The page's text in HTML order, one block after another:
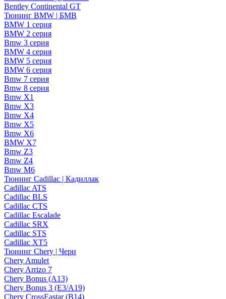
Bentley Continental GT
Тюнинг BMW | БМВ
BMW 1 серия
BMW 2 серия
Bmw 3 серия
BMW 4 серия
BMW 5 серия
BMW 6 серия
Bmw 7 серия
Bmw 8 серия
Bmw X1
Bmw X3
Bmw X4
Bmw X5
Bmw X6
BMW X7
Bmw Z3
Bmw Z4
Bmw М6
Тюнинг Cadillac | Кадиллак
Cadillac ATS
Cadillac BLS
Cadillac CTS
Cadillac Escalade
Cadillac SRX
Cadillac STS
Cadillac XT5
Тюнинг Chery | Чери
Chery Amulet
Chery Arrizo 7
Chery Bonus (A13)
Chery Bonus 3 (E3/A19)
Chery CrossEastar (B14)